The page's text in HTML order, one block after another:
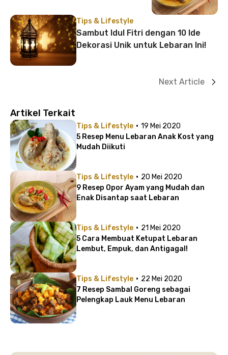
Tips & Lifestyle
Sambut Idul Fitri dengan 10 Ide
Dekorasi Unik untuk Lebaran Ini!
Next Article
Artikel Terkait
Tips & Lifestyle · 19 Mei 2020
5 Resep Menu Lebaran Anak Kost yang
Mudah Diikuti
Tips & Lifestyle · 20 Mei 2020
9 Resep Opor Ayam yang Mudah dan
Enak Disantap saat Lebaran
Tips & Lifestyle · 21 Mei 2020
5 Cara Membuat Ketupat Lebaran
Lembut, Empuk, dan Antigagal!
Tips & Lifestyle · 22 Mei 2020
7 Resep Sambal Goreng sebagai
Pelengkap Lauk Menu Lebaran